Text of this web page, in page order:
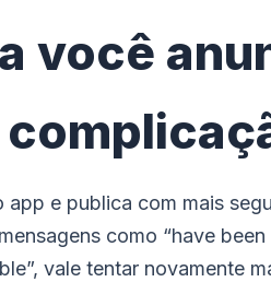
você
e publica com mais
como “have
vale tentar novamente